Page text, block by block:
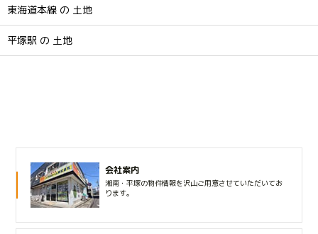
東海道本線 の 土地
平塚駅 の 土地
会社案内
湘南・平塚の物件情報を沢山ご用意させていただいてお
ります。